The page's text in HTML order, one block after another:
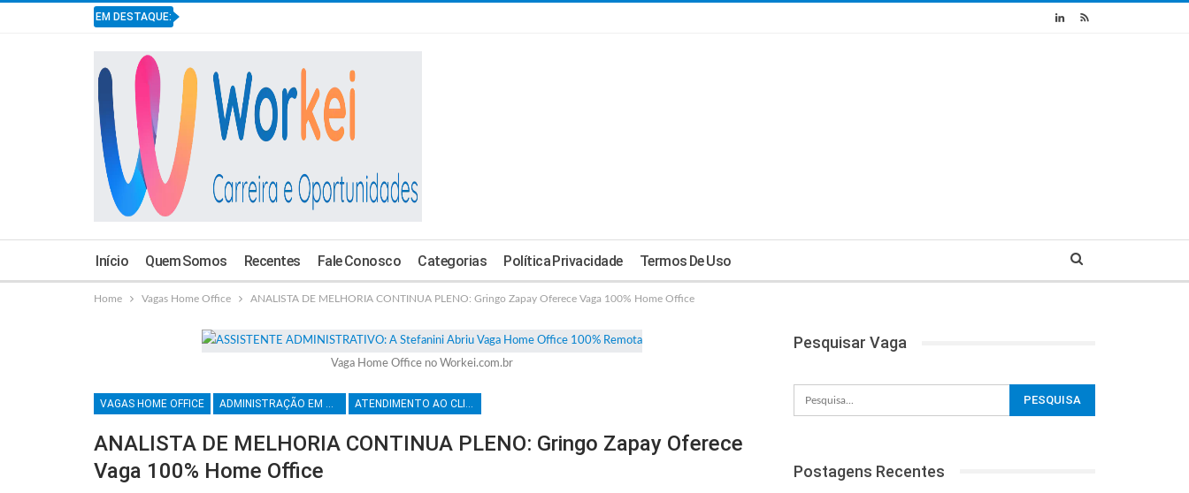
EM DESTAQUE:
Início Quem Somos Recentes Fale Conosco Categorias Política Privacidade Termos De Uso
Home Vagas Home Office ANALISTA DE MELHORIA CONTINUA PLENO: Gringo Zapay Oferece Vaga 100% Home Office
Vaga Home Office no Workei.com.br
VAGAS HOME OFFICE ADMINISTRAÇÃO EM GERAL ATENDIMENTO AO CLIENTE
ANALISTA DE MELHORIA CONTINUA PLENO: Gringo Zapay Oferece
Vaga 100% Home Office
Pesquisar Vaga
Postagens Recentes